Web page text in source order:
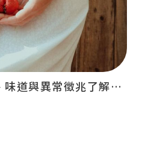
白帶是什麼？從顏色、味道與異常徵兆了解身體狀況！